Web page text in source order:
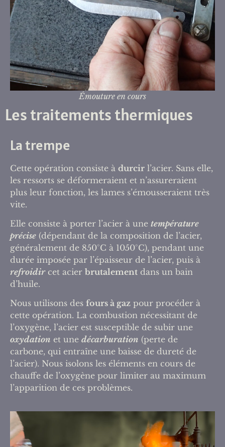
Émouture en cours
Les traitements thermiques
La trempe
Cette opération consiste à durcir l’acier. Sans elle,
les ressorts se déformeraient et n’assureraient
plus leur fonction, les lames s’émousseraient très
vite.
Elle consiste à porter l’acier à une température
précise (dépendant de la composition de l’acier,
généralement de 850°C à 1050°C), pendant une
durée imposée par l’épaisseur de l’acier, puis à
refroidircet acier brutalement dans un bain
d’huile.
Nous utilisons des fours à gaz pour procéder à
cette opération. La combustion nécessitant de
l’oxygène, l’acier est susceptible de subir une
oxydation et une décarburation (perte de
carbone, qui entraîne une baisse de dureté de
l’acier). Nous isolons les éléments en cours de
chauffe de l’oxygène pour limiter au maximum
l’apparition de ces problèmes.